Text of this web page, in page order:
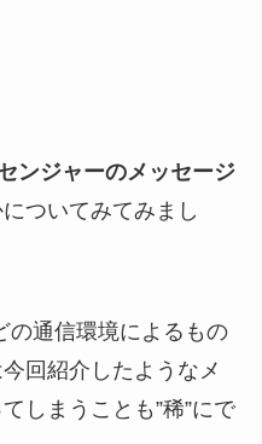
ンジャーのメッセージ
ついてみてみまし
の通信環境によるもの
回紹介したようなメ
しまうことも”稀”にで